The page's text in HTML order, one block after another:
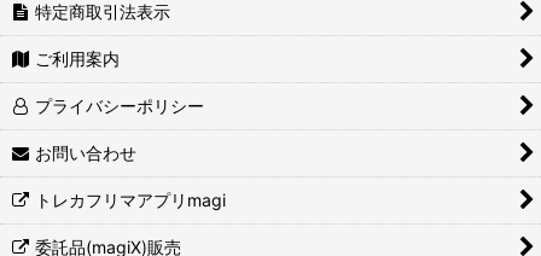
特定商取引法表示
ご利用案内
プライバシーポリシー
お問い合わせ
トレカフリマアプリmagi
委託品(magiX)販売